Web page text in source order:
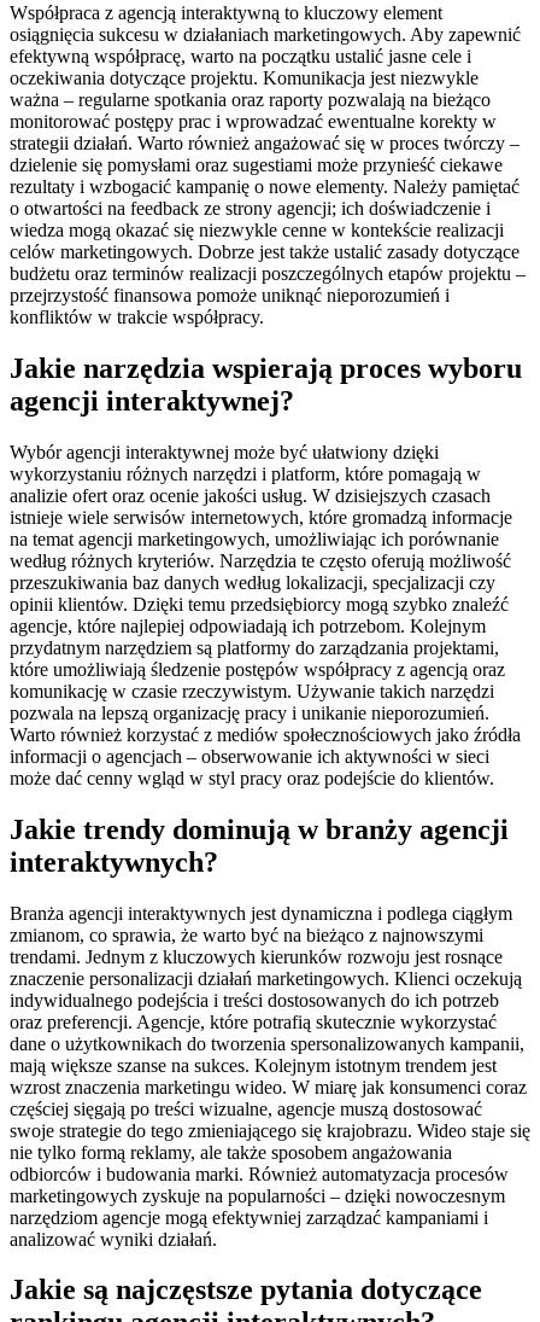
Współpraca z agencją interaktywną to kluczowy element
osiągnięcia sukcesu w działaniach marketingowych. Aby zapewnić
efektywną współpracę, warto na początku ustalić jasne cele i
oczekiwania dotyczące projektu. Komunikacja jest niezwykle
ważna – regularne spotkania oraz raporty pozwalają na bieżąco
monitorować postępy prac i wprowadzać ewentualne korekty w
strategii działań. Warto również angażować się w proces twórczy –
dzielenie się pomysłami oraz sugestiami może przynieść ciekawe
rezultaty i wzbogacić kampanię o nowe elementy. Należy pamiętać
o otwartości na feedback ze strony agencji; ich doświadczenie i
wiedza mogą okazać się niezwykle cenne w kontekście realizacji
celów marketingowych. Dobrze jest także ustalić zasady dotyczące
budżetu oraz terminów realizacji poszczególnych etapów projektu –
przejrzystość finansowa pomoże uniknąć nieporozumień i
konfliktów w trakcie współpracy.
Jakie narzędzia wspierają proces wyboru
agencji interaktywnej?
Wybór agencji interaktywnej może być ułatwiony dzięki
wykorzystaniu różnych narzędzi i platform, które pomagają w
analizie ofert oraz ocenie jakości usług. W dzisiejszych czasach
istnieje wiele serwisów internetowych, które gromadzą informacje
na temat agencji marketingowych, umożliwiając ich porównanie
według różnych kryteriów. Narzędzia te często oferują możliwość
przeszukiwania baz danych według lokalizacji, specjalizacji czy
opinii klientów. Dzięki temu przedsiębiorcy mogą szybko znaleźć
agencje, które najlepiej odpowiadają ich potrzebom. Kolejnym
przydatnym narzędziem są platformy do zarządzania projektami,
które umożliwiają śledzenie postępów współpracy z agencją oraz
komunikację w czasie rzeczywistym. Używanie takich narzędzi
pozwala na lepszą organizację pracy i unikanie nieporozumień.
Warto również korzystać z mediów społecznościowych jako źródła
informacji o agencjach – obserwowanie ich aktywności w sieci
może dać cenny wgląd w styl pracy oraz podejście do klientów.
Jakie trendy dominują w branży agencji
interaktywnych?
Branża agencji interaktywnych jest dynamiczna i podlega ciągłym
zmianom, co sprawia, że warto być na bieżąco z najnowszymi
trendami. Jednym z kluczowych kierunków rozwoju jest rosnące
znaczenie personalizacji działań marketingowych. Klienci oczekują
indywidualnego podejścia i treści dostosowanych do ich potrzeb
oraz preferencji. Agencje, które potrafią skutecznie wykorzystać
dane o użytkownikach do tworzenia spersonalizowanych kampanii,
mają większe szanse na sukces. Kolejnym istotnym trendem jest
wzrost znaczenia marketingu wideo. W miarę jak konsumenci coraz
częściej sięgają po treści wizualne, agencje muszą dostosować
swoje strategie do tego zmieniającego się krajobrazu. Wideo staje się
nie tylko formą reklamy, ale także sposobem angażowania
odbiorców i budowania marki. Również automatyzacja procesów
marketingowych zyskuje na popularności – dzięki nowoczesnym
narzędziom agencje mogą efektywniej zarządzać kampaniami i
analizować wyniki działań.
Jakie są najczęstsze pytania dotyczące